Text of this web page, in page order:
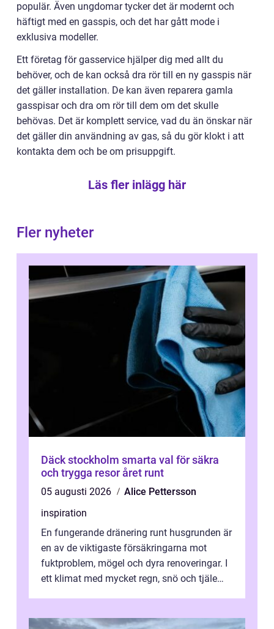
populär. Även ungdomar tycker det är modernt och
häftigt med en gasspis, och det har gått mode i
exklusiva modeller.
Ett företag för gasservice hjälper dig med allt du
behöver, och de kan också dra rör till en ny gasspis när
det gäller installation. De kan även reparera gamla
gasspisar och dra om rör till dem om det skulle
behövas. Det är komplett service, vad du än önskar när
det gäller din användning av gas, så du gör klokt i att
kontakta dem och be om prisuppgift.
Läs fler inlägg här
Fler nyheter
Däck stockholm smarta val för säkra
och trygga resor året runt
05 augusti 2026
Alice Pettersson
inspiration
En fungerande dränering runt husgrunden är
en av de viktigaste försäkringarna mot
fuktproblem, mögel och dyra renoveringar. I
ett klimat med mycket regn, snö och tjäle